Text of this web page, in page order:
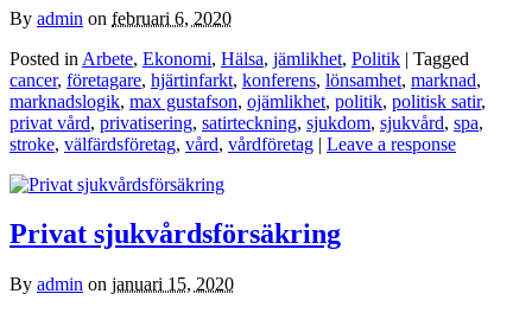
By admin on februari 6, 2020
Posted in Arbete, Ekonomi, Hälsa, jämlikhet, Politik | Tagged
cancer, företagare, hjärtinfarkt, konferens, lönsamhet, marknad,
marknadslogik, max gustafson, ojämlikhet, politik, politisk satir,
privat vård, privatisering, satirteckning, sjukdom, sjukvård, spa,
stroke, välfärdsföretag, vård, vårdföretag | Leave a response
Privat sjukvårdsförsäkring
By admin on januari 15, 2020